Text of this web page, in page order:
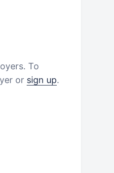
To
or sign up.